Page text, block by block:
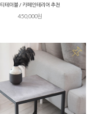
티테이블 / 카페인테리어 추천
450,000원